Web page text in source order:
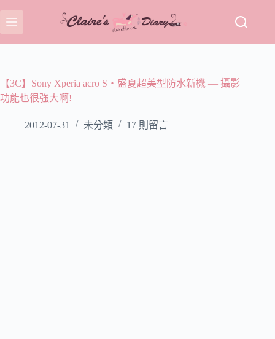
至
主
容【3C】Sony Xperia acro S‧盛夏超美型防水新機 — 攝影
功能也很強大啊!
2012-07-31 未分類 17 則留言